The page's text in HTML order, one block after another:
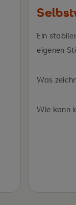
Ein
eigenen
Was
Wie kann